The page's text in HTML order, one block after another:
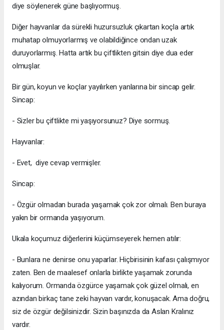
diye söylenerek güne başlıyormuş.
Diğer hayvanlar da sürekli huzursuzluk çıkartan koçla artık
muhatap olmuyorlarmış ve olabildiğince ondan uzak
duruyorlarmış. Hatta artık bu çiftlikten gitsin diye dua eder
olmuşlar.
Bir gün, koyun ve koçlar yayılırken yanlarına bir sincap gelir.
Sincap:
- Sizler bu çiftlikte mi yaşıyorsunuz? Diye sormuş.
Hayvanlar:
- Evet, diye cevap vermişler.
Sincap:
- Özgür olmadan burada yaşamak çok zor olmalı. Ben buraya
yakın bir ormanda yaşıyorum.
Ukala koçumuz diğerlerini küçümseyerek hemen atılır:
- Bunlara ne denirse onu yaparlar. Hiçbirisinin kafası çalışmıyor
zaten. Ben de maalesef onlarla birlikte yaşamak zorunda
kalıyorum. Ormanda özgürce yaşamak çok güzel olmalı, en
azından birkaç tane zeki hayvan vardır, konuşacak. Ama doğru,
siz de özgür değilsinizdir. Sizin başınızda da Aslan Kralınız
vardır.